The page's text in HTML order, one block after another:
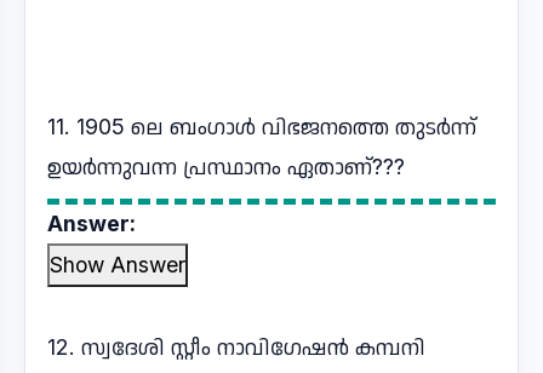
11. 1905 ലെ ബംഗാൾ വിഭജനത്തെ തുടർന്ന്
ഉയർന്നുവന്ന പ്രസ്ഥാനം ഏതാണ്???
Answer:
Show Answer
12. സ്വദേശി സ്റ്റീം നാവിഗേഷൻ കമ്പനി